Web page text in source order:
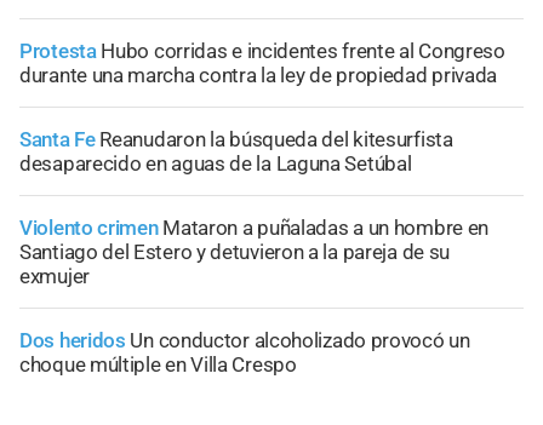
Protesta Hubo corridas e incidentes frente al Congreso
durante una marcha contra la ley de propiedad privada
Santa Fe Reanudaron la búsqueda del kitesurfista
desaparecido en aguas de la Laguna Setúbal
Violento crimen Mataron a puñaladas a un hombre en
Santiago del Estero y detuvieron a la pareja de su
exmujer
Dos heridos Un conductor alcoholizado provocó un
choque múltiple en Villa Crespo